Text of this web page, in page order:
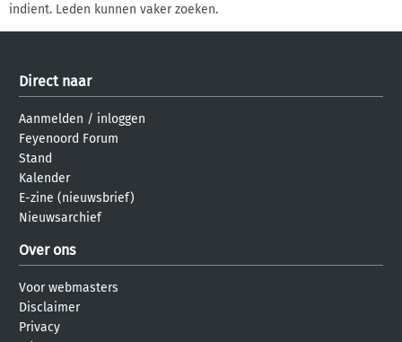
indient. Leden kunnen vaker zoeken.
Direct naar
Aanmelden / inloggen
Feyenoord Forum
Stand
Kalender
E-zine (nieuwsbrief)
Nieuwsarchief
Over ons
Voor webmasters
Disclaimer
Privacy